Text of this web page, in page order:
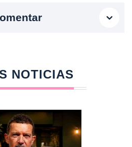
NOTICIAS